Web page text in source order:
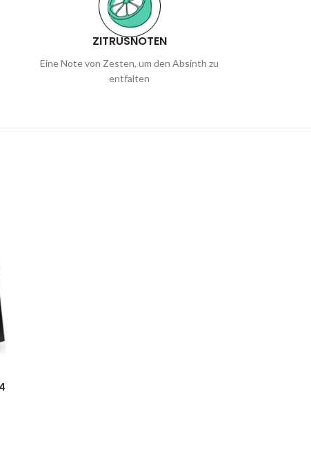
ZITRUSNOTEN
Eine Note von Zesten, um den Absinth zu
entfalten